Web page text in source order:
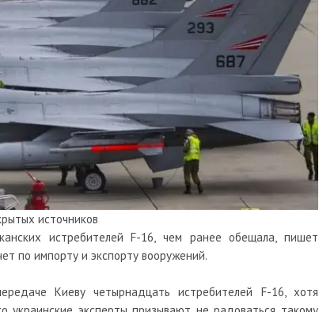
источников
истребителей F-16, чем ранее обещала, пишет
по импорту и экспорту вооружений.
Киеву четырнадцать истребителей F-16, хотя